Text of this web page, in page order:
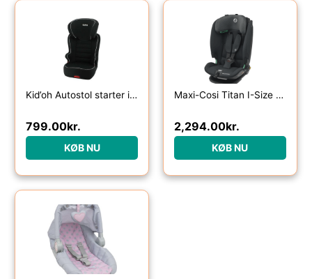
Kid’oh Autostol starter isofix (15-36 kg.)
799.00kr.
KØB NU
Maxi-Cosi Titan I-Size baby autostol Graphite
2,294.00kr.
KØB NU